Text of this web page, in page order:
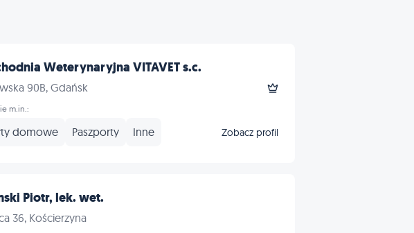
Weterynaryjna VITAVET s.c.
90B, Gdańsk
m.in.:
domowe Paszporty Inne Zobacz profil
Piotr, lek. wet.
36, Kościerzyna